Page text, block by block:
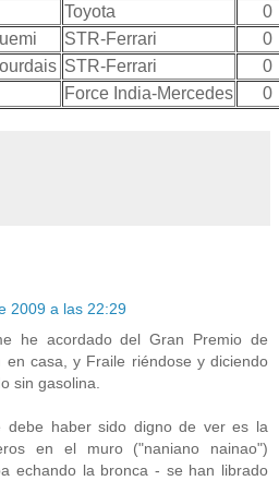
Toyota
0
STR-Ferrari
0
STR-Ferrari
0
Force India-Mercedes 0
2009 a las 22:29
he acordado del Gran Premio de
en casa, y Fraile riéndose y diciendo
sin gasolina.
debe haber sido digno de ver es la
en el muro ("naniano nainao")
echando la bronca - se han librado